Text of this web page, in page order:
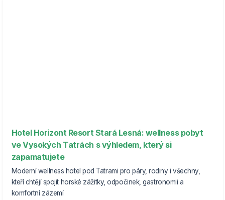
Hotel Horizont Resort Stará Lesná: wellness pobyt
ve Vysokých Tatrách s výhledem, který si
zapamatujete
Moderní wellness hotel pod Tatrami pro páry, rodiny i všechny,
kteří chtějí spojit horské zážitky, odpočinek, gastronomii a
komfortní zázemí